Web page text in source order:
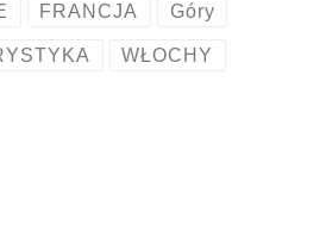
FRANCJA Góry
WŁOCHY